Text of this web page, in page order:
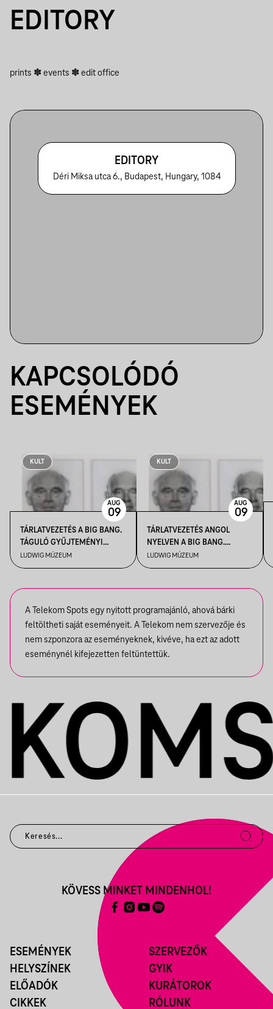
EDITORY
prints ✽ events ✽ edit office
EDITORY
Déri Miksa utca 6., Budapest, Hungary, 1084
KAPCSOLÓDÓ
ESEMÉNYEK
KULT
TÁRLATVEZETÉS A BIG BANG.
TÁGULÓ GYŰJTEMÉNYI
HORIZONTOK CÍMŰ
KIÁLLÍTÁSBAN
LUDWIG MÚZEUM
AUG
09
KULT
TÁRLATVEZETÉS ANGOL
NYELVEN A BIG BANG.
TÁGULÓ GYŰJTEMÉNYI
HORIZONTOK CÍMŰ
LUDWIG MÚZEUM
AUG
09
A Telekom Spots egy nyitott programajánló, ahová bárki
feltöltheti saját eseményeit. A Telekom nem szervezője és
nem szponzora az eseményeknek, kivéve, ha ezt az adott
eseménynél kifejezetten feltüntettük.
ESEMÉNYEK
HELYSZÍNEK
ELŐADÓK
CIKKEK
SZERVEZŐK
GYIK
KURÁTOROK
RÓLUNK
KÖVESS MINKET MINDENHOL!